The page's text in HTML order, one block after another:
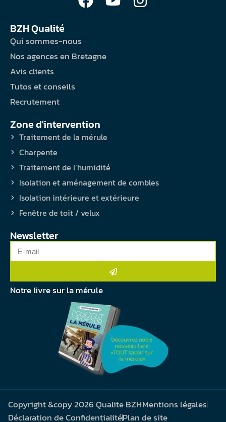
BZH Qualité
Qui sommes-nous
Nos agences en Bretagne
Avis clients
Tutos et conseils
Recrutement
Zone d'intervention
Traitement de la mérule
Charpente
Traitement de l’humidité
Isolation et aménagement de combles
Isolation intérieure et extérieure
Fenêtre de toit / velux
Newsletter
Notre livre sur la mérule
Copyright &copy 2026 Qualite BZHMentions légales
Déclaration de ConfidentialitéPlan de site